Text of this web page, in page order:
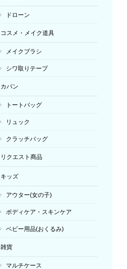
ドローン
コスメ・メイク道具
メイクブラシ
シワ取りテープ
カバン
トートバッグ
リュック
クラッチバッグ
リクエスト商品
キッズ
アウター(女の子)
ボディケア・スキンケア
ベビー用品(おくるみ)
雑貨
マルチケース